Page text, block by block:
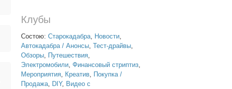
Клубы
Состою: Старокадабра, Новости,
Автокадабра / Анонсы, Тест-драйвы,
Обзоры, Путешествия,
Электромобили, Финансовый стриптиз,
Мероприятия, Креатив, Покупка /
Продажа, DIY, Видео с